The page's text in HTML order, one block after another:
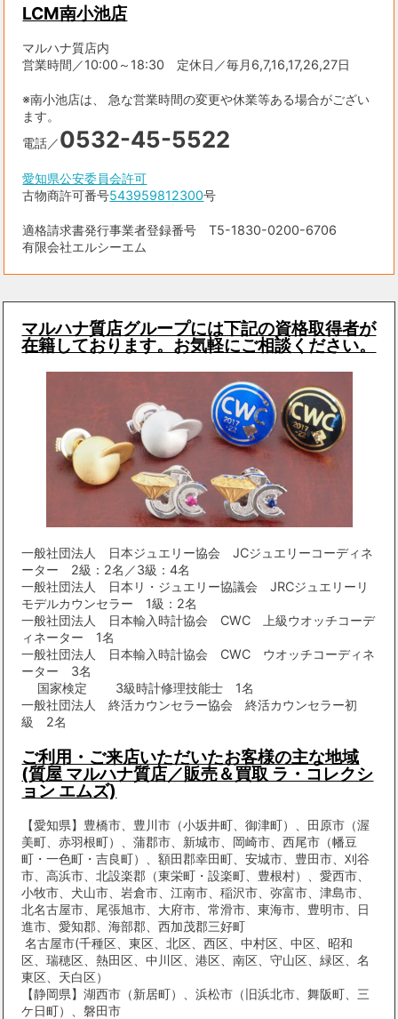
LCM南小池店
マルハナ質店内
営業時間／10:00～18:30 定休日／毎月6,7,16,17,26,27日
※南小池店は、 急な営業時間の変更や休業等ある場合がござい
ます。
電話／0532-45-5522
愛知県公安委員会許可
古物商許可番号543959812300号
適格請求書発行事業者登録番号 T5-1830-0200-6706
有限会社エルシーエム
マルハナ質店グループには下記の資格取得者が
在籍しております。お気軽にご相談ください。
一般社団法人 日本ジュエリー協会 JCジュエリーコーディネ
ーター 2級：2名／3級：4名
一般社団法人 日本リ・ジュエリー協議会 JRCジュエリーリ
モデルカウンセラー 1級：2名
一般社団法人 日本輸入時計協会 CWC 上級ウオッチコーデ
ィネーター 1名
一般社団法人 日本輸入時計協会 CWC ウオッチコーディネ
ーター 3名
国家検定 3級時計修理技能士 1名
一般社団法人 終活カウンセラー協会 終活カウンセラー初
級 2名
ご利用・ご来店いただいたお客様の主な地域
(質屋 マルハナ質店／販売＆買取 ラ・コレクシ
ョン エムズ)
【愛知県】豊橋市、豊川市（小坂井町、御津町）、田原市（渥
美町、赤羽根町）、蒲郡市、新城市、岡崎市、西尾市（幡豆
町・一色町・吉良町）、額田郡幸田町、安城市、豊田市、刈谷
市、高浜市、北設楽郡（東栄町・設楽町、豊根村）、愛西市、
小牧市、犬山市、岩倉市、江南市、稲沢市、弥富市、津島市、
北名古屋市、尾張旭市、大府市、常滑市、東海市、豊明市、日
進市、愛知郡、海部郡、西加茂郡三好町
名古屋市(千種区、東区、北区、西区、中村区、中区、昭和
区、瑞穂区、熱田区、中川区、港区、南区、守山区、緑区、名
東区、天白区）
【静岡県】湖西市（新居町）、浜松市（旧浜北市、舞阪町、三
ケ日町）、磐田市